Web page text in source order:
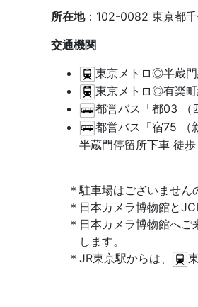
所在地：102-0082 東京都
交通機関
東京メトロ◎半蔵
東京メトロ◎有楽
都営バス「都03 （
都営バス「宿75 （
半蔵門停留所下車 徒
駐車場はございません
日本カメラ博物館と
日本カメラ博物館へ
します。
JR東京駅からは、